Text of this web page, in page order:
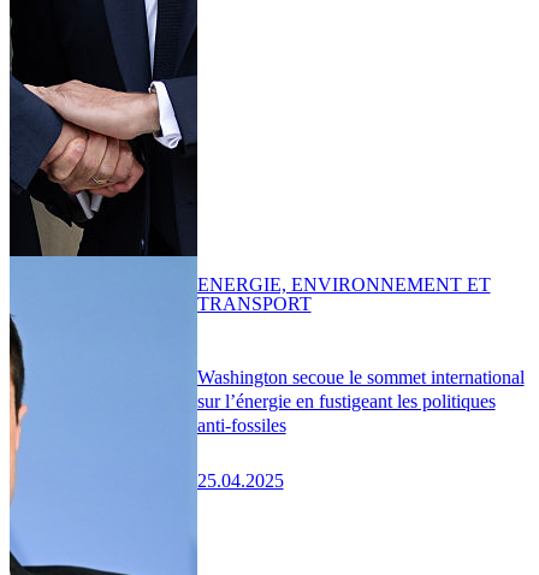
Washington secoue le sommet international
sur l’énergie en fustigeant les politiques
anti-fossiles
25.04.2025
ENERGIE, ENVIRONNEMENT ET
TRANSPORT